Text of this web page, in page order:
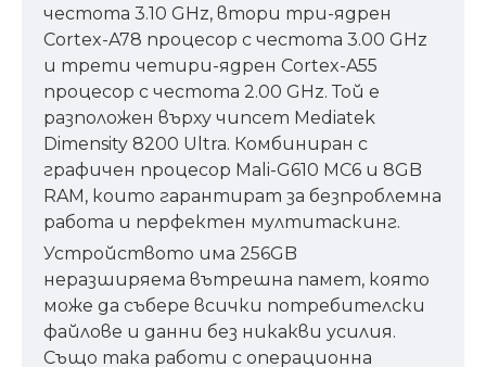
честота 3.10 GHz, втори три-ядрен
Cortex-A78 процесор с честота 3.00 GHz
и трети четири-ядрен Cortex-A55
процесор с честота 2.00 GHz. Той е
разположен върху чипсет Mediatek
Dimensity 8200 Ultra. Комбиниран с
графичен процесор Mali-G610 MC6 и 8GB
RAM, които гарантират за безпроблемна
работа и перфектен мултитаскинг.
Устройството има 256GB
неразширяема вътрешна памет, която
може да събере всички потребителски
файлове и данни без никакви усилия.
Също така работи с операционна